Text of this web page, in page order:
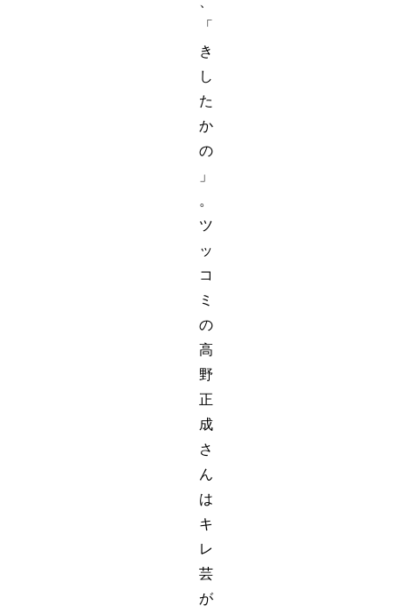
「
き
し
た
か
の
」
。
ツ
ッ
コ
ミ
の
高
野
正
成
さ
ん
は
キ
レ
芸
が